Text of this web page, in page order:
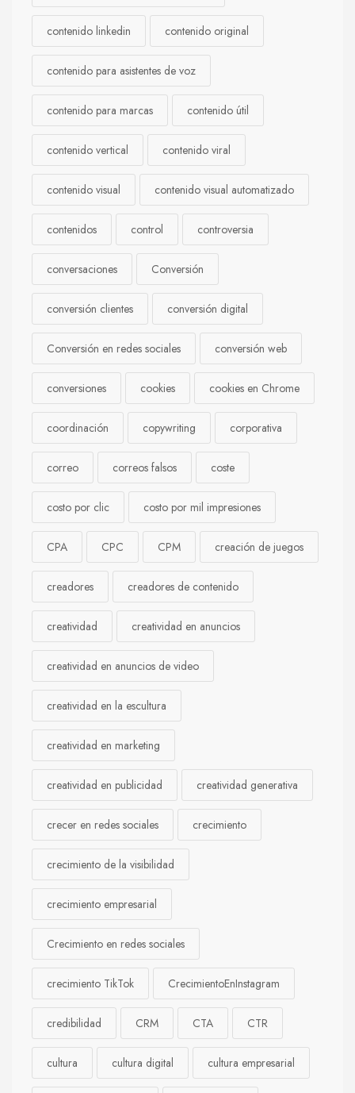
contenido linkedin contenido original
contenido para asistentes de voz
contenido para marcas contenido útil
contenido vertical contenido viral
contenido visual contenido visual automatizado
contenidos control controversia
conversaciones Conversión
conversión clientes conversión digital
Conversión en redes sociales conversión web
conversiones cookies cookies en Chrome
coordinación copywriting corporativa
correo correos falsos coste
costo por clic costo por mil impresiones
CPA CPC CPM creación de juegos
creadores creadores de contenido
creatividad creatividad en anuncios
creatividad en anuncios de video
creatividad en la escultura
creatividad en marketing
creatividad en publicidad creatividad generativa
crecer en redes sociales crecimiento
crecimiento de la visibilidad
crecimiento empresarial
Crecimiento en redes sociales
crecimiento TikTok CrecimientoEnInstagram
credibilidad CRM CTA CTR
cultura cultura digital cultura empresarial